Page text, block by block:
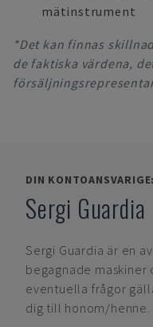
mätinstrument
*Det kan finnas
de faktiska värdena,
DIN KONTOANSVARIGE:
Sergi Guardia
Sergi Guardia är en
begagnade maskiner
eventuella frågor
dig till honom/henne.